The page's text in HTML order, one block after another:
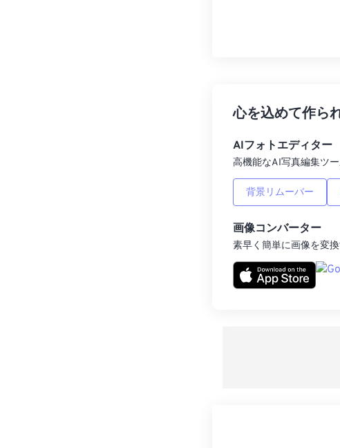
心を込めて作ら
AIフォトエディター
高機能なAI写真編集ツ
背景リムーバー
画像コンバーター
素早く簡単に画像を変